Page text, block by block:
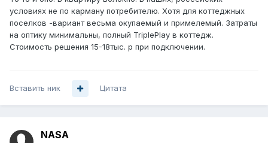
условиях не по карману потребителю. Хотя для коттеджных
поселков -вариант весьма окупаемый и примелемый. Затраты
на оптику минимальны, полный TriplePlay в коттедж.
Стоимость решения 15-18тыс. р при подключении.
Вставить ник Цитата
NASA